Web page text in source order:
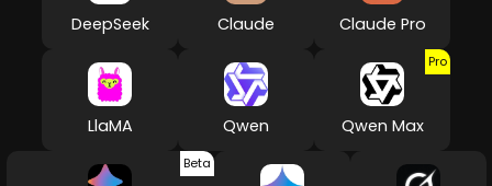
DeepSeek Claude Claude Pro
LlaMA Qwen Qwen Max
Pro
Beta